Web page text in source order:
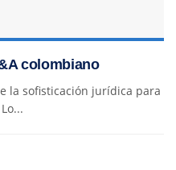
colombiano
la sofisticación jurídica para